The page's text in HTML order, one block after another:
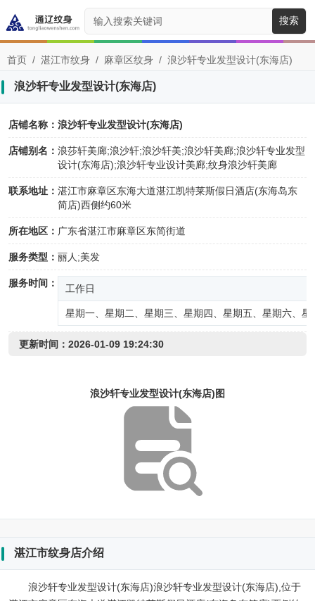
搜索
首页 / 湛江市纹身 / 麻章区纹身 / 浪沙轩专业发型设计(东海店)
浪沙轩专业发型设计(东海店)
店铺名称： 浪沙轩专业发型设计(东海店)
店铺别名： 浪莎轩美廊;浪沙轩;浪沙轩美;浪沙轩美廊;浪沙轩专业发型
设计(东海店);浪沙轩专业设计美廊;纹身浪沙轩美廊
联系地址： 湛江市麻章区东海大道湛江凯特莱斯假日酒店(东海岛东
简店)西侧约60米
所在地区： 广东省湛江市麻章区东简街道
服务类型： 丽人;美发
服务时间： 工作日
星期一、星期二、星期三、星期四、星期五、星期六、星
更新时间：2026-01-09 19:24:30
浪沙轩专业发型设计(东海店)图
湛江市纹身店介绍
浪沙轩专业发型设计(东海店)浪沙轩专业发型设计(东海店),位于